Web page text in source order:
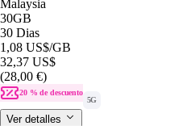
Malaysia
30GB
30 Dias
1,08 US$/GB
32,37 US$
(28,00 €)
20 % de descuento
5G
Ver detalles